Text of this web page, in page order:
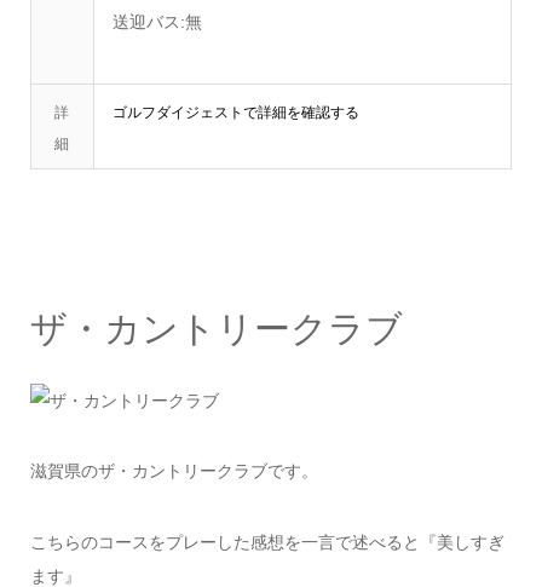
送迎バス:無
詳
細
ゴルフダイジェストで詳細を確認する
ザ・カントリークラブ
滋賀県のザ・カントリークラブです。
こちらのコースをプレーした感想を一言で述べると『美しすぎ
ます』